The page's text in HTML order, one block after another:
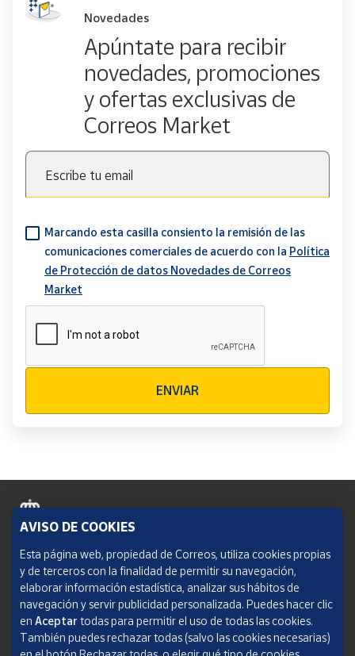
Novedades
Apúntate para recibir
novedades, promociones
y ofertas exclusivas de
Correos Market
Escribe tu email
Marcando esta casilla consiento la remisión de las
comunicaciones comerciales de acuerdo con la Política
de Protección de datos Novedades de Correos
Market
ENVIAR
Política de cookies
Aviso legal
Condiciones del servicio
Política de Privacidad Web
AVISO DE COOKIES
Esta página web, propiedad de Correos, utiliza cookies propias
y de terceros con la finalidad de permitir su navegación,
elaborar información estadística, analizar sus hábitos de
navegación y servir publicidad personalizada. Puedes hacer clic
en Aceptar todas para permitir el uso de todas las cookies.
También puedes rechazar todas (salvo las cookies necesarias)